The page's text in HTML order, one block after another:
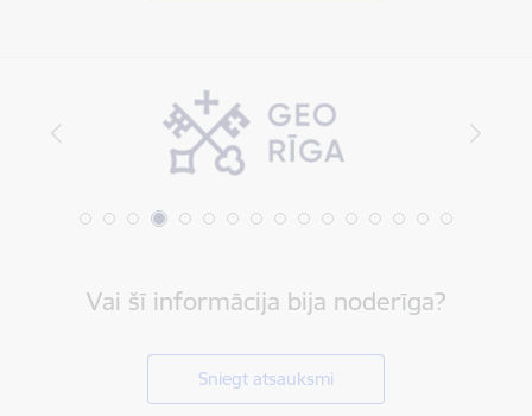
Vai šī informācija bija noderīga?
Sniegt atsauksmi